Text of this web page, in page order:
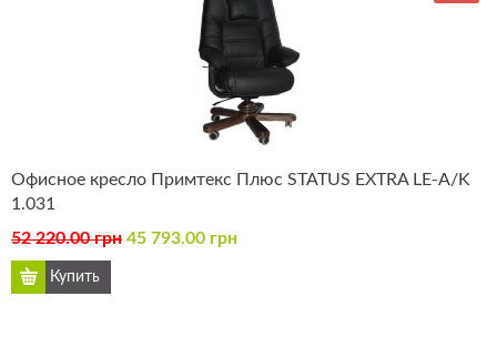
Офисное кресло Примтекс Плюс STATUS EXTRA LE-A/K
1.031
52 220.00 грн 45 793.00 грн